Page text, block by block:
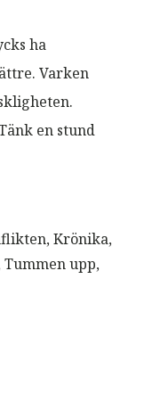
ha
Varken
en stund
,Krönika,
Tummen upp,